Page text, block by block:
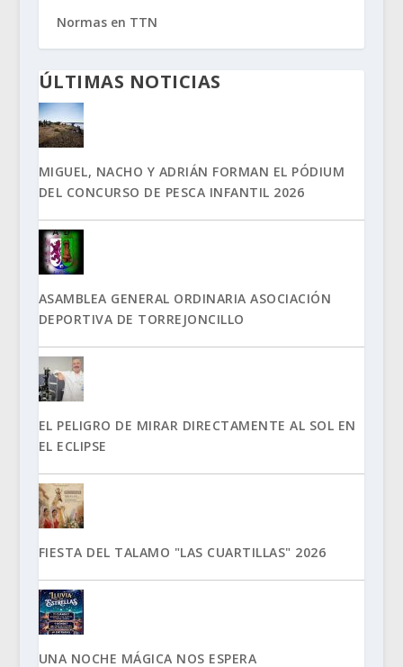
Normas en TTN
ÚLTIMAS NOTICIAS
MIGUEL, NACHO Y ADRIÁN FORMAN EL PÓDIUM
DEL CONCURSO DE PESCA INFANTIL 2026
ASAMBLEA GENERAL ORDINARIA ASOCIACIÓN
DEPORTIVA DE TORREJONCILLO
EL PELIGRO DE MIRAR DIRECTAMENTE AL SOL EN
EL ECLIPSE
FIESTA DEL TALAMO "LAS CUARTILLAS" 2026
UNA NOCHE MÁGICA NOS ESPERA